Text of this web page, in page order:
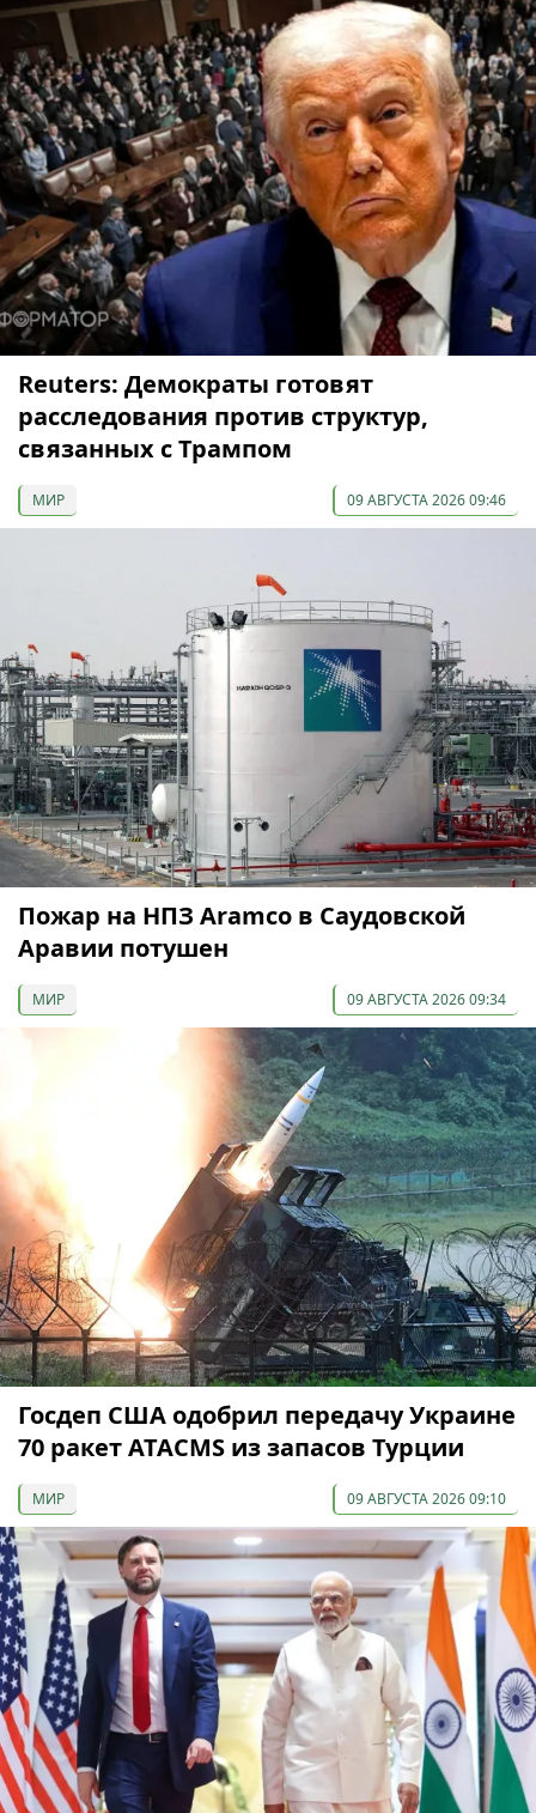
Reuters: Демократы готовят
расследования против структур,
связанных с Трампом
МИР 09 АВГУСТА 2026 09:46
Пожар на НПЗ Aramco в Саудовской
Аравии потушен
МИР 09 АВГУСТА 2026 09:34
Госдеп США одобрил передачу Украине
70 ракет ATACMS из запасов Турции
МИР 09 АВГУСТА 2026 09:10